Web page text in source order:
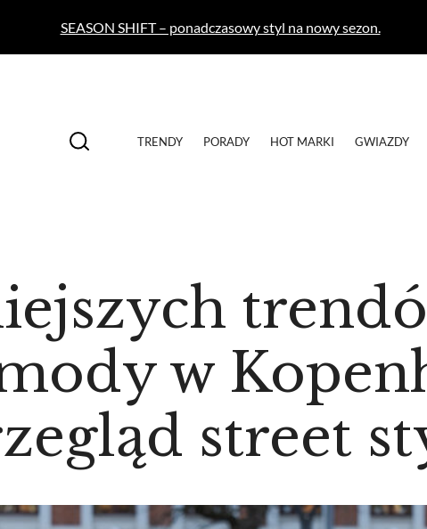
SEASON SHIFT – ponadczasowy styl na nowy sezon.
TRENDY PORADY HOT MARKI GWIAZDY
w
street